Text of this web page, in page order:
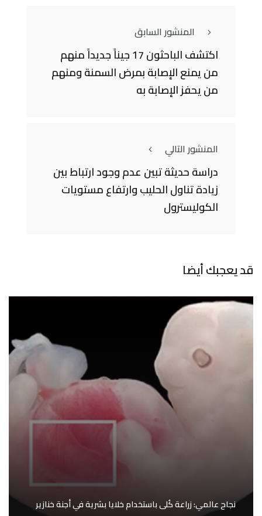
المنشور السابق
اكتشف الباحثون 17 جيناً جديداً منهم
من يمنع الإصابة بمرض السمنة ومنهم
من يحفز الإصابة به
المنشور التالي
دراسة حديثة تبين عدم وجود ارتباط بين
زيادة تناول الحليب وارتفاع مستويات
الكوليسترول
قد يعجبك أيضا
نجاح عالمي: زراعة كُلى باستخدام خلايا بشرية في أجنة خنازير